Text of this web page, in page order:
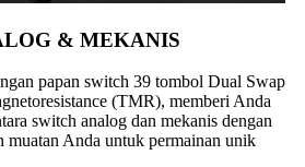
& MEKANIS
papan switch 39 tombol Dual Swap
(TMR), memberi Anda
switch analog dan mekanis dengan
muatan Anda untuk permainan unik